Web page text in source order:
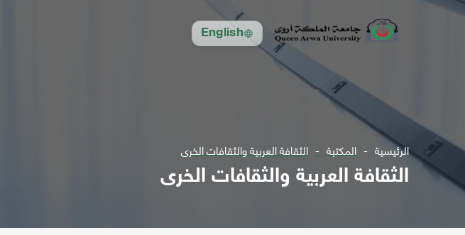
English
الرئيسية المكتبة الثقافة العربية والثقافات الخرى
الثقافة العربية والثقافات الخرى